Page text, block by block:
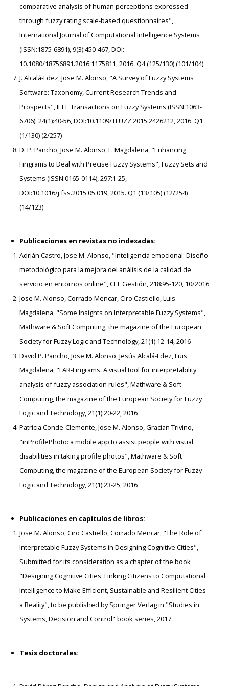
comparative analysis of human perceptions expressed
through fuzzy rating scale-based questionnaires",
International Journal of Computational Intelligence Systems
(ISSN:1875-6891), 9(3):450-467, DOI:
10.1080/18756891.2016.1175811, 2016. Q4 (125/130) (101/104)
J. Alcalá-Fdez, Jose M. Alonso, "A Survey of Fuzzy Systems
Software: Taxonomy, Current Research Trends and
Prospects", IEEE Transactions on Fuzzy Systems (ISSN:1063-
6706), 24(1):40-56, DOI:10.1109/TFUZZ.2015.2426212, 2016. Q1
(1/130) (2/257)
D. P. Pancho, Jose M. Alonso, L. Magdalena, "Enhancing
Fingrams to Deal with Precise Fuzzy Systems", Fuzzy Sets and
Systems (ISSN:0165-0114), 297:1-25,
DOI:10.1016/j.fss.2015.05.019, 2015. Q1 (13/105) (12/254)
(14/123)
Publicaciones en revistas no indexadas:
Adrián Castro, Jose M. Alonso, "Inteligencia emocional: Diseño
metodológico para la mejora del análisis de la calidad de
servicio en entornos online", CEF Gestión, 218:95-120, 10/2016
Jose M. Alonso, Corrado Mencar, Ciro Castiello, Luis
Magdalena, "Some Insights on Interpretable Fuzzy Systems",
Mathware & Soft Computing, the magazine of the European
Society for Fuzzy Logic and Technology, 21(1):12-14, 2016
David P. Pancho, Jose M. Alonso, Jesús Alcalá-Fdez, Luis
Magdalena, "FAR-Fingrams. A visual tool for interpretability
analysis of fuzzy association rules", Mathware & Soft
Computing, the magazine of the European Society for Fuzzy
Logic and Technology, 21(1):20-22, 2016
Patricia Conde-Clemente, Jose M. Alonso, Gracian Trivino,
"inProfilePhoto: a mobile app to assist people with visual
disabilities in taking profile photos", Mathware & Soft
Computing, the magazine of the European Society for Fuzzy
Logic and Technology, 21(1):23-25, 2016
Publicaciones en capítulos de libros:
Jose M. Alonso, Ciro Castiello, Corrado Mencar, "The Role of
Interpretable Fuzzy Systems in Designing Cognitive Cities",
Submitted for its consideration as a chapter of the book
"Designing Cognitive Cities: Linking Citizens to Computational
Intelligence to Make Efficient, Sustainable and Resilient Cities
a Reality", to be published by Springer Verlag in "Studies in
Systems, Decision and Control" book series, 2017.
Tesis doctorales: